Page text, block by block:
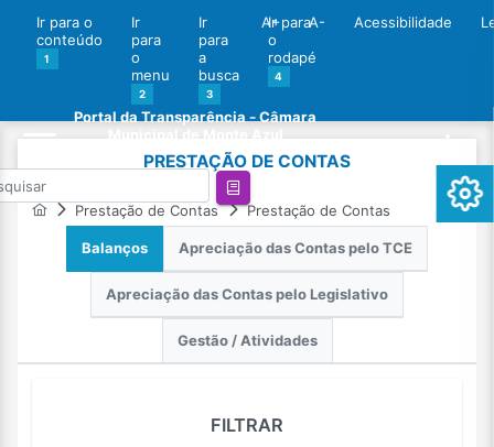
Ir para o
conteúdo
1
Ir
para
o
menu
2
Ir
para
a
busca
3
Ir para
o
rodapé
4
A+ A- Acessibilidade
Portal da Transparência - Câmara
PRESTAÇÃO DE CONTAS
Prestação de Contas Prestação de Contas
Balanços Apreciação das Contas pelo TCE
Apreciação das Contas pelo Legislativo
Gestão / Atividades
FILTRAR